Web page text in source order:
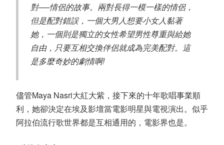
對──情侶的故事。兩對長得一模一樣的情侶，
但是配對錯誤，一個大男人想要小女人黏著
她，一個則是獨立的女性希望男性尊重與給她
自由，只要互相交換伴侶就成為完美配對。這
是多麼奇妙的劇情啊!
儘管Maya Nasri大紅大紫，接下來的十年歌唱事業順
利，她卻決定在埃及影壇當電影明星與電視演出。似乎
阿拉伯流行歌世界都是互相通用的，電影界也是。